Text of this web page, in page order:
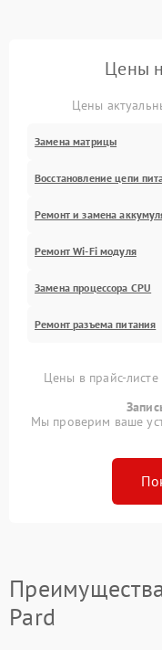
Цены
Цены
Замена матрицы
Восстановление цепи
Ремонт и замена
Ремонт Wi-Fi модуля
Замена процессора CPU
Ремонт разъема питания
Цены в прайс-
Мы проверим ваше
Pard